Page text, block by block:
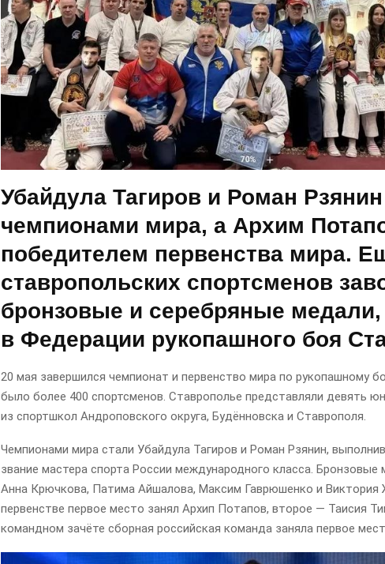
Убайдула Тагиров и Роман
чемпионами мира, а Архим
победителем первенства мира.
ставропольских спортсменов
бронзовые и серебряные
в Федерации рукопашного боя
20 мая завершился чемпионат и первенство мира по рукопашному
было более 400 спортсменов. Ставрополье представляли девять
из спортшкол Андроповского округа, Будённовска и Ставрополя.
Чемпионами мира стали Убайдула Тагиров и Роман Рзянин,
звание мастера спорта России международного класса. Бронзовые
Анна Крючкова, Патима Айшалова, Максим Гаврюшенко и Виктория
первенстве первое место занял Архип Потапов, второе — Таисия
командном зачёте сборная российская команда заняла первое